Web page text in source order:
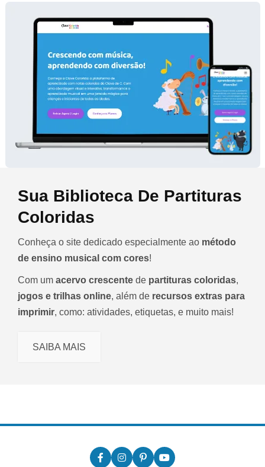
Sua Biblioteca De Partituras
Coloridas
Conheça o site dedicado especialmente ao método
de ensino musical com cores!
Com um acervo crescente de partituras coloridas,
jogos e trilhas online, além de recursos extras para
imprimir, como: atividades, etiquetas, e muito mais!
SAIBA MAIS